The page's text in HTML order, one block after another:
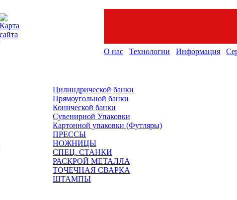
О нас Технологии Информация
Цилиндрической банки
Прямоугольной банки
Конической банки
Сувенирной Упаковки
Картонной упаковки (Футляры)
ПРЕССЫ
НОЖНИЦЫ
СПЕЦ. СТАНКИ
РАСКРОЙ МЕТАЛЛА
ТОЧЕЧНАЯ СВАРКА
ШТАМПЫ